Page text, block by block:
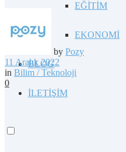
EĞİTİM
EKONOMİ
BLOG
İLETİŞİM
by Pozy
11 Aralık 2022
in Bilim / Teknoloji
0